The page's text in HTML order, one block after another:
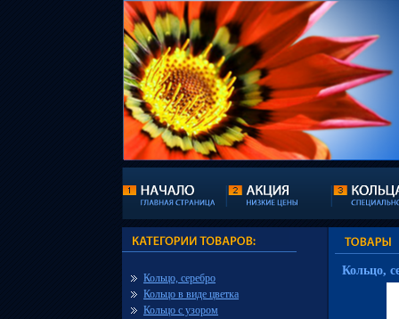
Кольцо, серебро
Кольцо в виде цветка
Кольцо с узором
Кольцо,